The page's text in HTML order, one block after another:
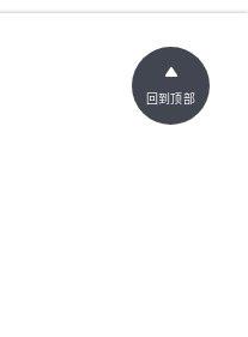
回到顶部